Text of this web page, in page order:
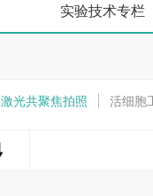
实验技术专栏
激光共聚焦拍照 活细胞